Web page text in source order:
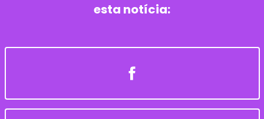
esta notícia: